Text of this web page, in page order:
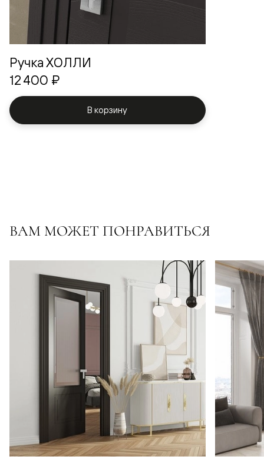
Ручка ХОЛЛИ
12 400 ₽
В корзину
ВАМ МОЖЕТ ПОНРАВИТЬСЯ